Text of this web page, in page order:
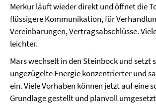
Merkur läuft wieder direkt und öffnet die
flüssigere Kommunikation, für
Vereinbarungen, Vertragsabschlüsse.
leichter.
Mars wechselt in den Steinbock und setzt
ungezügelte Energie konzentrierter und
ein. Viele Vorhaben können jetzt auf eine
Grundlage gestellt und planvoll